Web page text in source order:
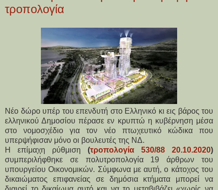
τροπολογία
Νέο δώρο υπέρ του επενδυτή στο Ελληνικό κι εις βάρος του
ελληνικού Δημοσίου πέρασε εν κρυπτώ η κυβέρνηση μέσα
στο νομοσχέδιο για τον νέο πτωχευτικό κώδικα που
υπερψήφισαν μόνο οι βουλευτές της ΝΔ.
Η επίμαχη ρύθμιση (τροπολογία 530/88 20.10.2020)
συμπεριλήφθηκε σε πολυτροπολογία 19 άρθρων του
υπουργείου Οικονομικών. Σύμφωνα με αυτή, ο κάτοχος του
δικαιώματος επιφανείας σε δημόσια κτήματα μπορεί να